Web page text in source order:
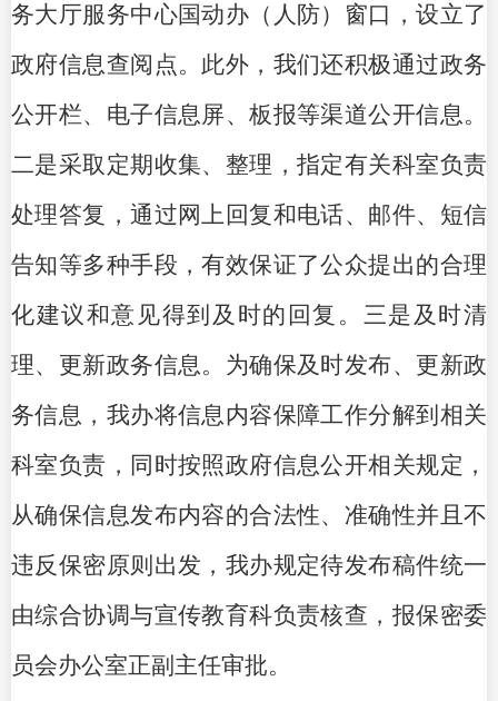
务大厅服务中心国动办（人防）窗口，设立了
政府信息查阅点。此外，我们还积极通过政务
公开栏、电子信息屏、板报等渠道公开信息。
二是采取定期收集、整理，指定有关科室负责
处理答复，通过网上回复和电话、邮件、短信
告知等多种手段，有效保证了公众提出的合理
化建议和意见得到及时的回复。三是及时清
理、更新政务信息。为确保及时发布、更新政
务信息，我办将信息内容保障工作分解到相关
科室负责，同时按照政府信息公开相关规定，
从确保信息发布内容的合法性、准确性并且不
违反保密原则出发，我办规定待发布稿件统一
由综合协调与宣传教育科负责核查，报保密委
员会办公室正副主任审批。